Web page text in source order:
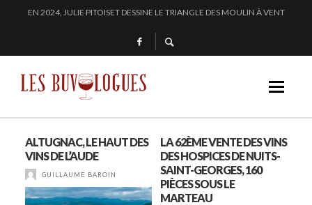
« SECRET D’OCÉAN » : LA MAISON BICHOT REPOUSSE LES FRONTIÈRES DE
SAMUEL BILLAUD FAIT BRILLER 2024
CHEZ DOMINIQUE GRUHIER, C’EST BULLE, BLANC, ROUGE !
ALTUGNAC, LE HAUT DES
VINS DE L’AUDE
GUILLAUME BAROIN
LA 62ÈME VENTE DES VINS
DES HOSPICES DE NUITS-
SAINT-GEORGES, 160
PIÈCES SOUS LE
MARTEAU